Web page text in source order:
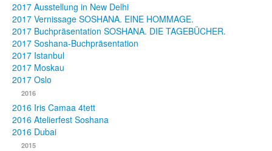
2017 Ausstellung in New Delhi
2017 Vernissage SOSHANA. EINE HOMMAGE.
2017 Buchpräsentation SOSHANA. DIE TAGEBÜCHER.
2017 Soshana-Buchpräsentation
2017 Istanbul
2017 Moskau
2017 Oslo
2016
2016 Iris Camaa 4tett
2016 Atelierfest Soshana
2016 Dubai
2015